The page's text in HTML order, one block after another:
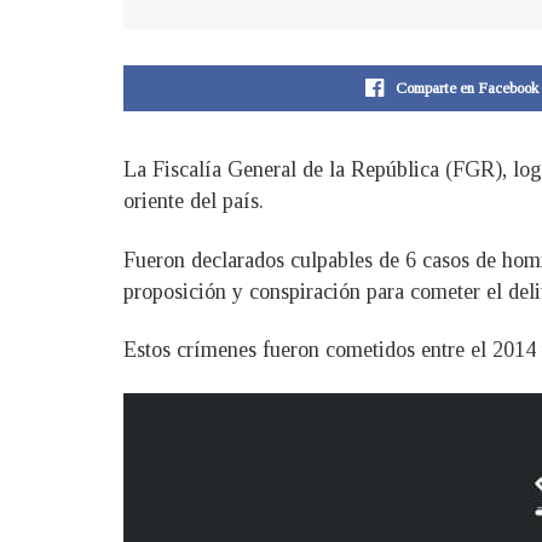
Comparte en Facebook
La Fiscalía General de la República (FGR),
oriente del país.
Fueron declarados culpables de 6 casos de
proposición y conspiración para cometer el
Estos crímenes fueron cometidos entre el